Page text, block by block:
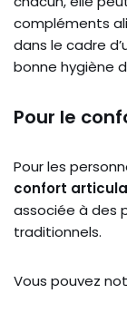
compléments
dans le cadre
bonne hygiène
Pour le
Pour les
confort
associée à des
traditionnels.
Vous pouvez